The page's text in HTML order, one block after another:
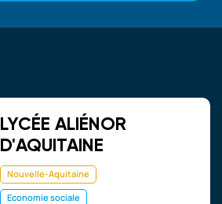
LYCÉE ALIÉNOR
D'AQUITAINE
Nouvelle-Aquitaine
Economie sociale